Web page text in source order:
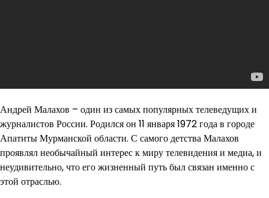
Андрей Малахов – один из самых популярных телеведущих и
журналистов России. Родился он 11 января 1972 года в городе
Апатиты Мурманской области. С самого детства Малахов
проявлял необычайный интерес к миру телевидения и медиа, и
неудивительно, что его жизненный путь был связан именно с
этой отраслью.